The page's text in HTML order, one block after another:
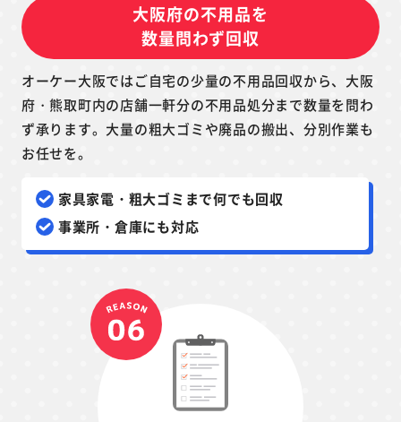
大阪府の不用品を
数量問わず回収
オーケー大阪ではご自宅の少量の不用品回収から、大阪
府・熊取町内の店舗一軒分の不用品処分まで数量を問わ
ず承ります。大量の粗大ゴミや廃品の搬出、分別作業も
お任せを。
家具家電・粗大ゴミまで何でも回収
事業所・倉庫にも対応